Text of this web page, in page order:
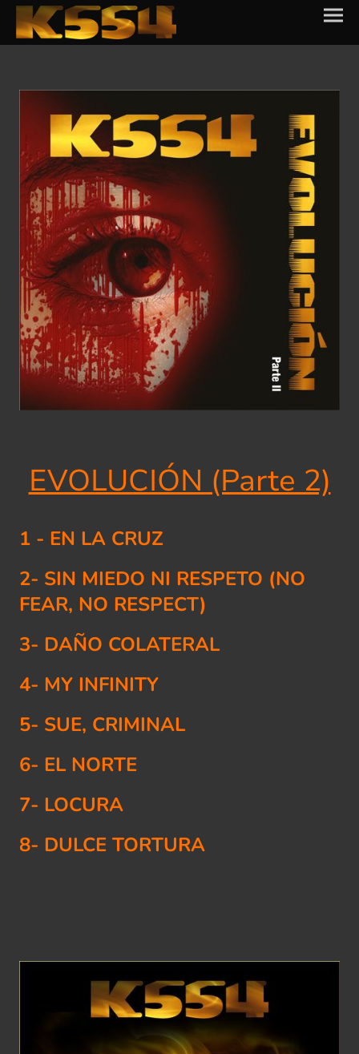
EVOLUCIÓN (Parte 2)
1 - EN LA CRUZ
2- SIN MIEDO NI RESPETO (NO
FEAR, NO RESPECT)
3- DAÑO COLATERAL
4- MY INFINITY
5- SUE, CRIMINAL
6- EL NORTE
7- LOCURA
8- DULCE TORTURA